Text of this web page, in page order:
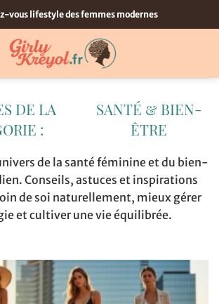
vous lifestyle des femmes modernes
SANTÉ & BIEN-
ÊTRE
de la santé féminine et du bien-
Conseils, astuces et inspirations
de soi naturellement, mieux gérer
et cultiver une vie équilibrée.